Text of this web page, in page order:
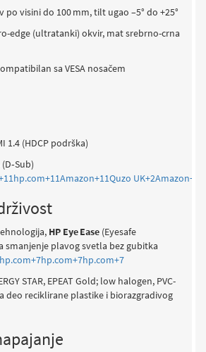
po visini do 100 mm, tilt ugao –5° do +25°
edge (ultratanki) okvir, mat srebrno-crna
sa VESA nosačem
1.4 (HDCP podrška)
(D‑Sub)
hp.com+11Amazon+11Quzo UK+2Amazon+2
HP Eye Ease (Eyesafe
smanjenje plavog svetla bez gubitka
hp.com+7hp.com+7hp.com+7
STAR, EPEAT Gold; low halogen, PVC-
deo reciklirane plastike i biorazgradivog